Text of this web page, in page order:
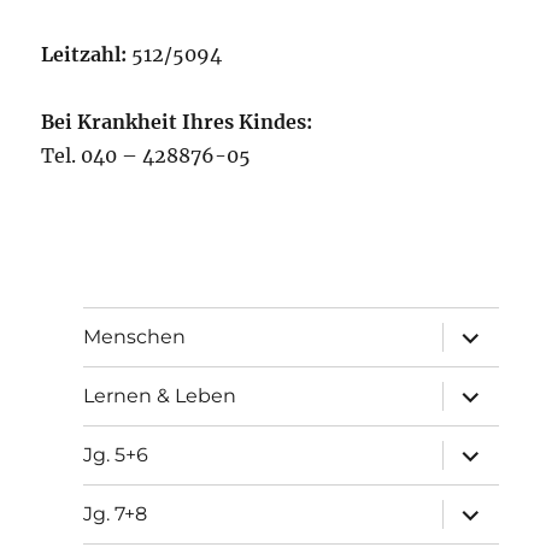
Leitzahl: 512/5094
Bei Krankheit Ihres Kindes:
Tel. 040 – 428876-05
Menschen
öffnen
Lernen & Leben
öffnen
Jg. 5+6
öffnen
Jg. 7+8
öffnen